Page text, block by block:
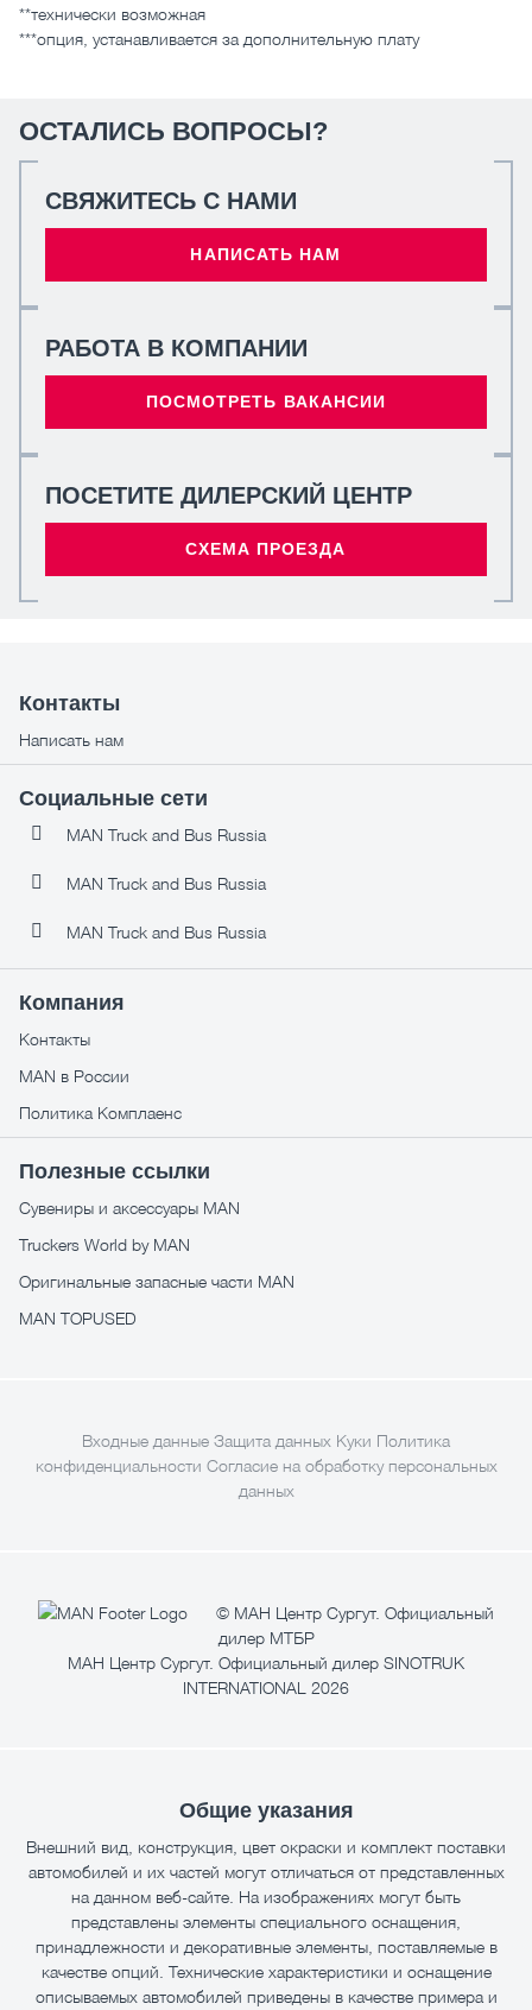
**технически возможная
***опция, устанавливается за дополнительную плату
ОСТАЛИСЬ ВОПРОСЫ?
СВЯЖИТЕСЬ С НАМИ
НАПИСАТЬ НАМ
РАБОТА В КОМПАНИИ
ПОСМОТРЕТЬ ВАКАНСИИ
ПОСЕТИТЕ ДИЛЕРСКИЙ ЦЕНТР
СХЕМА ПРОЕЗДА
Контакты
Написать нам
Социальные сети
MAN Truck and Bus Russia
MAN Truck and Bus Russia
MAN Truck and Bus Russia
Компания
Контакты
MAN в России
Политика Комплаенс
Полезные ссылки
Сувениры и аксессуары MAN
Truckers World by MAN
Оригинальные запасные части MAN
MAN TOPUSED
Входные данные Защита данных Куки Политика
конфиденциальности Согласие на обработку персональных
данных
© МАН Центр Сургут. Официальный
дилер МТБР
МАН Центр Сургут. Официальный дилер SINOTRUK
INTERNATIONAL 2026
Общие указания
Внешний вид, конструкция, цвет окраски и комплект поставки
автомобилей и их частей могут отличаться от представленных
на данном веб-сайте. На изображениях могут быть
представлены элементы специального оснащения,
принадлежности и декоративные элементы, поставляемые в
качестве опций. Технические характеристики и оснащение
описываемых автомобилей приведены в качестве примера и